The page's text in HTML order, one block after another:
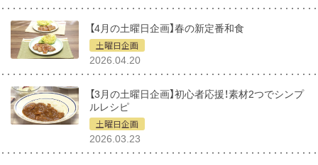
【4月の土曜日企画】春の新定番和食
土曜日企画
2026.04.20
【3月の土曜日企画】初心者応援！素材2つでシンプ
ルレシピ
土曜日企画
2026.03.23